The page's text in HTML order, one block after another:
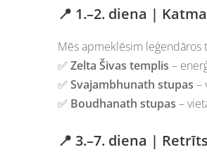
📍 1.–2. diena |
Mēs apmeklēsim leģendāros
✅ Zelta Šivas templis –
✅ Svajambhunath stupas –
✅ Boudhanath stupas –
📍 3.–7. diena |